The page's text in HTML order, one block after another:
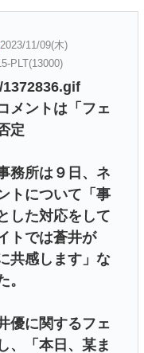
2023/11/09(木)
PLT(13000)
メントは「フェ
定
務所は９日、ネ
トについて「事
した対応をして
トでは蒼井が
共感します」な
。
優に関するフェ
、「本日、某ま